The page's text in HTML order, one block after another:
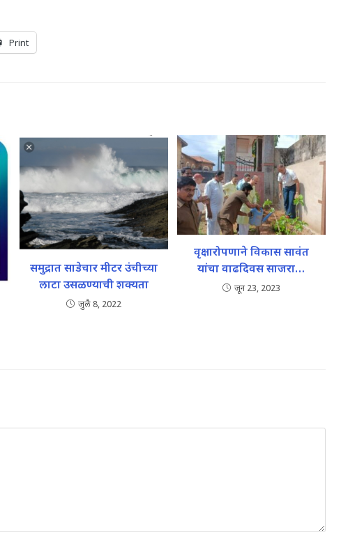
Print
समुद्रात साडेचार मीटर उंचीच्या
लाटा उसळण्याची शक्यता
जुलै 8, 2022
वृक्षारोपणाने विकास सावंत
यांचा वाढदिवस साजरा…
जून 23, 2023